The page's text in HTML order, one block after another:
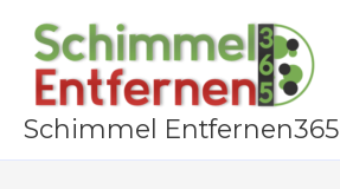
Inhalt
springen
Schimmel Entfernen365